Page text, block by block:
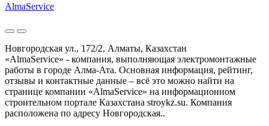
AlmaService
Новгородская ул., 172/2, Алматы, Казахстан
«AlmaService» - компания, выполняющая электромонтажные
работы в городе Алма-Ата. Основная информация, рейтинг,
отзывы и контактные данные – всё это можно найти на
странице компании «AlmaService» на информационном
строительном портале Казахстана stroykz.su. Компания
расположена по адресу Новгородская..